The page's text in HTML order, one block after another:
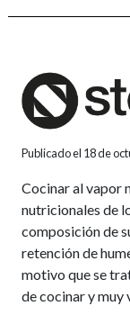
Publicado el 18 de
Cocinar al vapor
nutricionales de
composición de
retención de
motivo que se
de cocinar y muy